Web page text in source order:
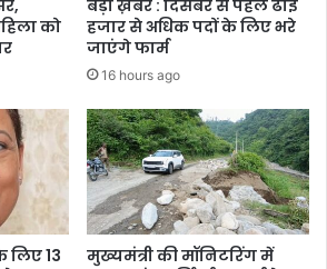
को
बड़ी ख़बर : दिसंबर से पहले ढाई
हजार से अधिक पदों के लिए भरे
जाएंगे फार्म
16 hours ago
लिए 13
मुख्यमंत्री की मॉनिटरिंग में